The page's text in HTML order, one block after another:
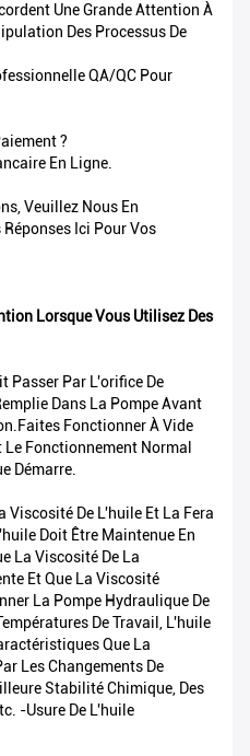
Une Grande Attention À
Des Processus De
QA/QC Pour
?
En Ligne.
Veuillez Nous En
Ici Pour Vos
Lorsque Vous Utilisez Des
Passer Par L'orifice De
Dans La Pompe Avant
Fonctionner À Vide
Fonctionnement Normal
Démarre.
Viscosité De L'huile Et La Fera
Doit Être Maintenue En
La Viscosité De La
Et Que La Viscosité
La Pompe Hydraulique De
De Travail, L'huile
Que La
Les Changements De
Stabilité Chimique, Des
-usure De L'huile